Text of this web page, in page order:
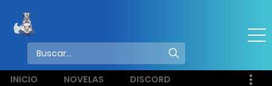
INICIO NOVELAS DISCORD